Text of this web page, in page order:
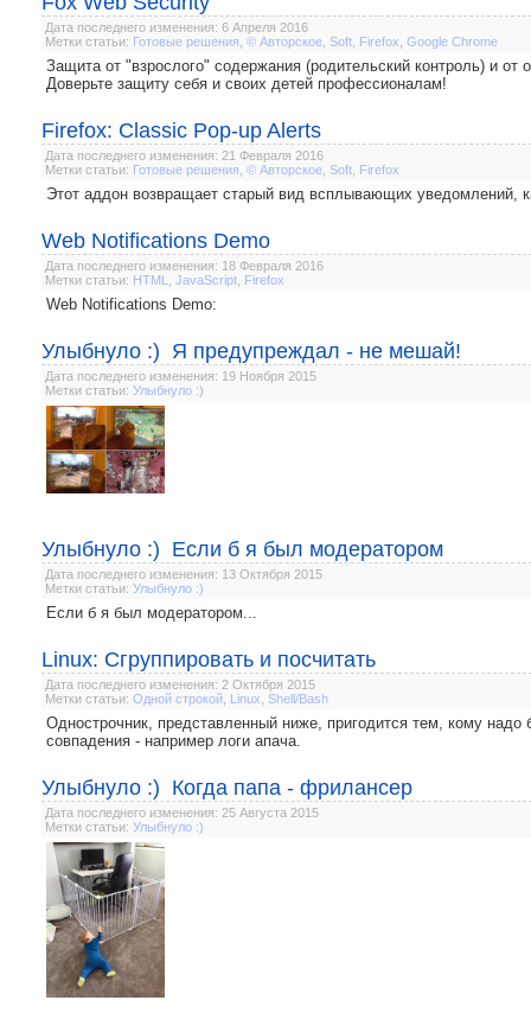
Дата последнего изменения: 6 Апреля 2016
Метки статьи: Готовые решения © Авторское Soft Firefox Google Chrome
Защита от "взрослого" содержания (родительский контроль) и от
Доверьте защиту себя и своих детей профессионалам!
Firefox: Classic Pop-up Alerts
Дата последнего изменения: 21 Февраля 2016
Метки статьи: Готовые решения © Авторское Soft Firefox
Этот аддон возвращает старый вид всплывающих уведомлений,
Web Notifications Demo
Дата последнего изменения: 18 Февраля 2016
Метки статьи: HTML JavaScript Firefox
Web Notifications Demo:
Улыбнуло :) Я предупреждал - не мешай!
Дата последнего изменения: 19 Ноября 2015
Метки статьи: Улыбнуло :)
Улыбнуло :) Если б я был модератором
Дата последнего изменения: 13 Октября 2015
Метки статьи: Улыбнуло :)
Если б я был модератором...
Linux: Сгруппировать и посчитать
Дата последнего изменения: 2 Октября 2015
Метки статьи: Одной строкой Linux Shell/Bash
Однострочник, представленный ниже, пригодится тем, кому надо
совпадения - например логи апача.
Улыбнуло :) Когда папа - фрилансер
Дата последнего изменения: 25 Августа 2015
Метки статьи: Улыбнуло :)